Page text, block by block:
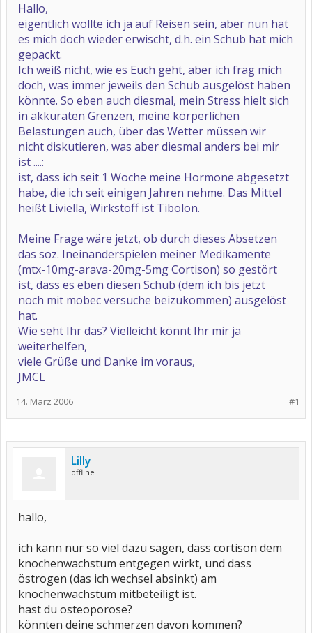
Hallo,
eigentlich wollte ich ja auf Reisen sein, aber nun hat
es mich doch wieder erwischt, d.h. ein Schub hat mich
gepackt.
Ich weiß nicht, wie es Euch geht, aber ich frag mich
doch, was immer jeweils den Schub ausgelöst haben
könnte. So eben auch diesmal, mein Stress hielt sich
in akkuraten Grenzen, meine körperlichen
Belastungen auch, über das Wetter müssen wir
nicht diskutieren, was aber diesmal anders bei mir
ist ....:
ist, dass ich seit 1 Woche meine Hormone abgesetzt
habe, die ich seit einigen Jahren nehme. Das Mittel
heißt Liviella, Wirkstoff ist Tibolon.
Meine Frage wäre jetzt, ob durch dieses Absetzen
das soz. Ineinanderspielen meiner Medikamente
(mtx-10mg-arava-20mg-5mg Cortison) so gestört
ist, dass es eben diesen Schub (dem ich bis jetzt
noch mit mobec versuche beizukommen) ausgelöst
hat.
Wie seht Ihr das? Vielleicht könnt Ihr mir ja
weiterhelfen,
viele Grüße und Danke im voraus,
JMCL
#1
14. März 2006
Lilly
offline
hallo,
ich kann nur so viel dazu sagen, dass cortison dem
knochenwachstum entgegen wirkt, und dass
östrogen (das ich wechsel absinkt) am
knochenwachstum mitbeteiligt ist.
hast du osteoporose?
könnten deine schmerzen davon kommen?